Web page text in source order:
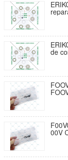
de
00V